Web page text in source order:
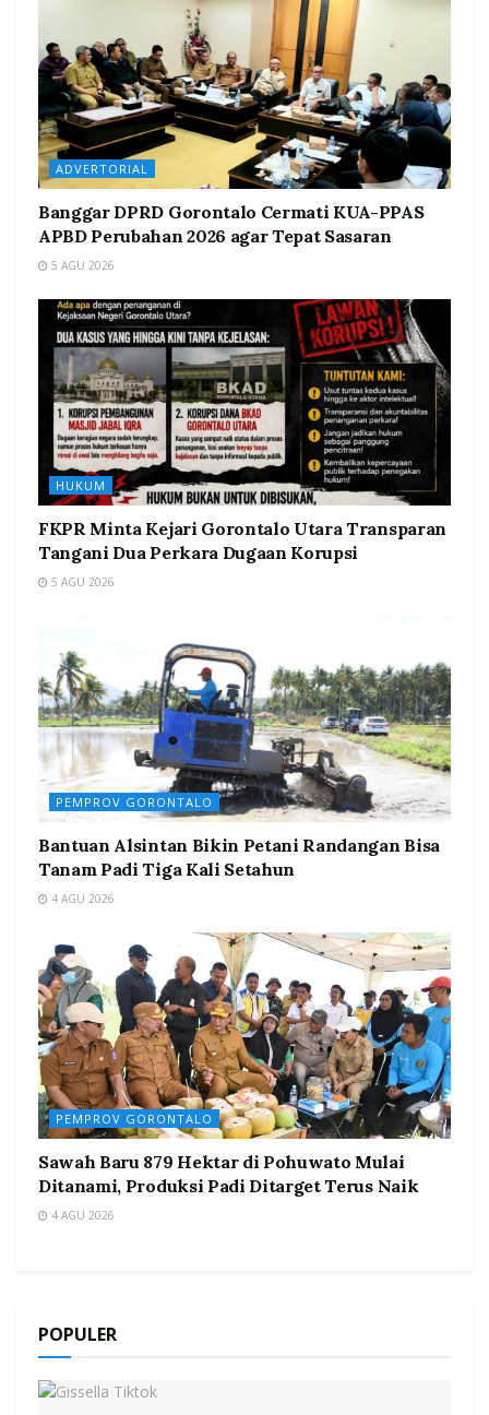
ADVERTORIAL
Banggar DPRD Gorontalo Cermati KUA-PPAS
APBD Perubahan 2026 agar Tepat Sasaran
5 AGU 2026
HUKUM
FKPR Minta Kejari Gorontalo Utara Transparan
Tangani Dua Perkara Dugaan Korupsi
5 AGU 2026
PEMPROV GORONTALO
Bantuan Alsintan Bikin Petani Randangan Bisa
Tanam Padi Tiga Kali Setahun
4 AGU 2026
PEMPROV GORONTALO
Sawah Baru 879 Hektar di Pohuwato Mulai
Ditanami, Produksi Padi Ditarget Terus Naik
4 AGU 2026
POPULER